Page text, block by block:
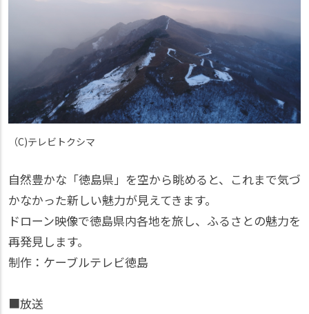
（C)テレビトクシマ
自然豊かな「徳島県」を空から眺めると、これまで気づ
かなかった新しい魅力が見えてきます。
ドローン映像で徳島県内各地を旅し、ふるさとの魅力を
再発見します。
制作：ケーブルテレビ徳島
■放送